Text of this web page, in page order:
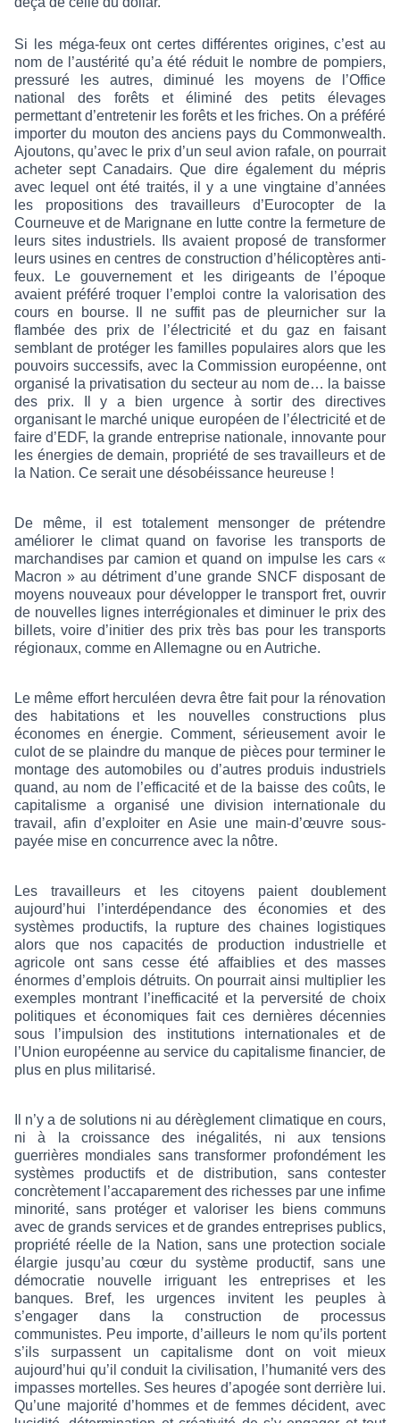
Si les méga-feux ont certes différentes origines, c’est au
nom de l’austérité qu’a été réduit le nombre de pompiers,
pressuré les autres, diminué les moyens de l’Office
national des forêts et éliminé des petits élevages
permettant d’entretenir les forêts et les friches. On a préféré
importer du mouton des anciens pays du Commonwealth.
Ajoutons, qu’avec le prix d’un seul avion rafale, on pourrait
acheter sept Canadairs. Que dire également du mépris
avec lequel ont été traités, il y a une vingtaine d’années
les propositions des travailleurs d’Eurocopter de la
Courneuve et de Marignane en lutte contre la fermeture de
leurs sites industriels. Ils avaient proposé de transformer
leurs usines en centres de construction d’hélicoptères anti-
feux. Le gouvernement et les dirigeants de l’époque
avaient préféré troquer l’emploi contre la valorisation des
cours en bourse. Il ne suffit pas de pleurnicher sur la
flambée des prix de l’électricité et du gaz en faisant
semblant de protéger les familles populaires alors que les
pouvoirs successifs, avec la Commission européenne, ont
organisé la privatisation du secteur au nom de… la baisse
des prix. Il y a bien urgence à sortir des directives
organisant le marché unique européen de l’électricité et de
faire d’EDF, la grande entreprise nationale, innovante pour
les énergies de demain, propriété de ses travailleurs et de
la Nation. Ce serait une désobéissance heureuse !
De même, il est totalement mensonger de prétendre
améliorer le climat quand on favorise les transports de
marchandises par camion et quand on impulse les cars «
Macron » au détriment d’une grande SNCF disposant de
moyens nouveaux pour développer le transport fret, ouvrir
de nouvelles lignes interrégionales et diminuer le prix des
billets, voire d’initier des prix très bas pour les transports
régionaux, comme en Allemagne ou en Autriche.
Le même effort herculéen devra être fait pour la rénovation
des habitations et les nouvelles constructions plus
économes en énergie. Comment, sérieusement avoir le
culot de se plaindre du manque de pièces pour terminer le
montage des automobiles ou d’autres produis industriels
quand, au nom de l’efficacité et de la baisse des coûts, le
capitalisme a organisé une division internationale du
travail, afin d’exploiter en Asie une main-d’œuvre sous-
payée mise en concurrence avec la nôtre.
Les travailleurs et les citoyens paient doublement
aujourd’hui l’interdépendance des économies et des
systèmes productifs, la rupture des chaines logistiques
alors que nos capacités de production industrielle et
agricole ont sans cesse été affaiblies et des masses
énormes d’emplois détruits. On pourrait ainsi multiplier les
exemples montrant l’inefficacité et la perversité de choix
politiques et économiques fait ces dernières décennies
sous l’impulsion des institutions internationales et de
l’Union européenne au service du capitalisme financier, de
plus en plus militarisé.
Il n’y a de solutions ni au dérèglement climatique en cours,
ni à la croissance des inégalités, ni aux tensions
guerrières mondiales sans transformer profondément les
systèmes productifs et de distribution, sans contester
concrètement l’accaparement des richesses par une infime
minorité, sans protéger et valoriser les biens communs
avec de grands services et de grandes entreprises publics,
propriété réelle de la Nation, sans une protection sociale
élargie jusqu’au cœur du système productif, sans une
démocratie nouvelle irriguant les entreprises et les
banques. Bref, les urgences invitent les peuples à
s’engager dans la construction de processus
communistes. Peu importe, d’ailleurs le nom qu’ils portent
s’ils surpassent un capitalisme dont on voit mieux
aujourd’hui qu’il conduit la civilisation, l’humanité vers des
impasses mortelles. Ses heures d’apogée sont derrière lui.
Qu’une majorité d’hommes et de femmes décident, avec